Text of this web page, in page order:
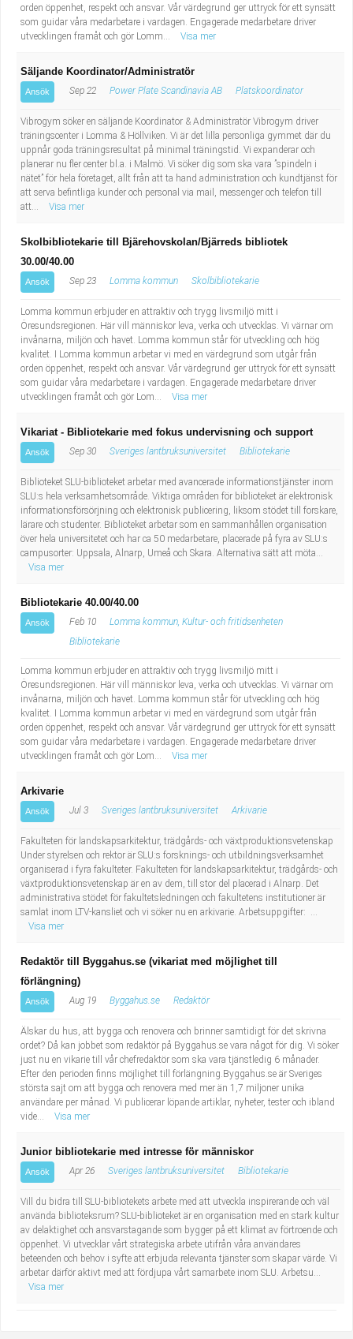
orden öppenhet, respekt och ansvar. Vår värdegrund ger uttryck för ett synsätt
som guidar våra medarbetare i vardagen. Engagerade medarbetare driver
utvecklingen framåt och gör Lomm...
Visa mer
Säljande Koordinator/Administratör
Ansök Sep 22 Power Plate Scandinavia AB Platskoordinator
Vibrogym söker en säljande Koordinator & Administratör Vibrogym driver
träningscenter i Lomma & Höllviken. Vi är det lilla personliga gymmet där du
uppnår goda träningsresultat på minimal träningstid. Vi expanderar och
planerar nu fler center bl.a. i Malmö. Vi söker dig som ska vara ”spindeln i
nätet” för hela företaget, allt från att ta hand administration och kundtjänst för
att serva befintliga kunder och personal via mail, messenger och telefon till
att...
Visa mer
Skolbibliotekarie till Bjärehovskolan/Bjärreds bibliotek
30.00/40.00
Ansök Sep 23 Lomma kommun Skolbibliotekarie
Lomma kommun erbjuder en attraktiv och trygg livsmiljö mitt i
Öresundsregionen. Här vill människor leva, verka och utvecklas. Vi värnar om
invånarna, miljön och havet. Lomma kommun står för utveckling och hög
kvalitet. I Lomma kommun arbetar vi med en värdegrund som utgår från
orden öppenhet, respekt och ansvar. Vår värdegrund ger uttryck för ett synsätt
som guidar våra medarbetare i vardagen. Engagerade medarbetare driver
utvecklingen framåt och gör Lom...
Visa mer
Vikariat - Bibliotekarie med fokus undervisning och support
Ansök Sep 30 Sveriges lantbruksuniversitet Bibliotekarie
Biblioteket SLU-biblioteket arbetar med avancerade informationstjänster inom
SLU:s hela verksamhetsområde. Viktiga områden för biblioteket är elektronisk
informationsförsörjning och elektronisk publicering, liksom stödet till forskare,
lärare och studenter. Biblioteket arbetar som en sammanhållen organisation
över hela universitetet och har ca 50 medarbetare, placerade på fyra av SLU:s
campusorter: Uppsala, Alnarp, Umeå och Skara. Alternativa sätt att möta...
Visa mer
Bibliotekarie 40.00/40.00
Ansök Feb 10
Lomma kommun, Kultur- och fritidsenheten
Bibliotekarie
Lomma kommun erbjuder en attraktiv och trygg livsmiljö mitt i
Öresundsregionen. Här vill människor leva, verka och utvecklas. Vi värnar om
invånarna, miljön och havet. Lomma kommun står för utveckling och hög
kvalitet. I Lomma kommun arbetar vi med en värdegrund som utgår från
orden öppenhet, respekt och ansvar. Vår värdegrund ger uttryck för ett synsätt
som guidar våra medarbetare i vardagen. Engagerade medarbetare driver
utvecklingen framåt och gör Lom...
Visa mer
Arkivarie
Ansök Jul 3 Sveriges lantbruksuniversitet Arkivarie
Fakulteten för landskapsarkitektur, trädgårds- och växtproduktionsvetenskap
Under styrelsen och rektor är SLU:s forsknings- och utbildningsverksamhet
organiserad i fyra fakulteter. Fakulteten för landskapsarkitektur, trädgårds- och
växtproduktionsvetenskap är en av dem, till stor del placerad i Alnarp. Det
administrativa stödet för fakultetsledningen och fakultetens institutioner är
samlat inom LTV-kansliet och vi söker nu en arkivarie. Arbetsuppgifter: ...
Visa mer
Redaktör till Byggahus.se (vikariat med möjlighet till
förlängning)
Ansök Aug 19 Byggahus.se Redaktör
Älskar du hus, att bygga och renovera och brinner samtidigt för det skrivna
ordet? Då kan jobbet som redaktör på Byggahus.se vara något för dig. Vi söker
just nu en vikarie till vår chefredaktör som ska vara tjänstledig 6 månader.
Efter den perioden finns möjlighet till förlängning.Byggahus.se är Sveriges
största sajt om att bygga och renovera med mer än 1,7 miljoner unika
användare per månad. Vi publicerar löpande artiklar, nyheter, tester och ibland
vide...
Visa mer
Junior bibliotekarie med intresse för människor
Ansök Apr 26 Sveriges lantbruksuniversitet Bibliotekarie
Vill du bidra till SLU-bibliotekets arbete med att utveckla inspirerande och väl
använda biblioteksrum? SLU-biblioteket är en organisation med en stark kultur
av delaktighet och ansvarstagande som bygger på ett klimat av förtroende och
öppenhet. Vi utvecklar vårt strategiska arbete utifrån våra användares
beteenden och behov i syfte att erbjuda relevanta tjänster som skapar värde. Vi
arbetar därför aktivt med att fördjupa vårt samarbete inom SLU. Arbetsu...
Visa mer